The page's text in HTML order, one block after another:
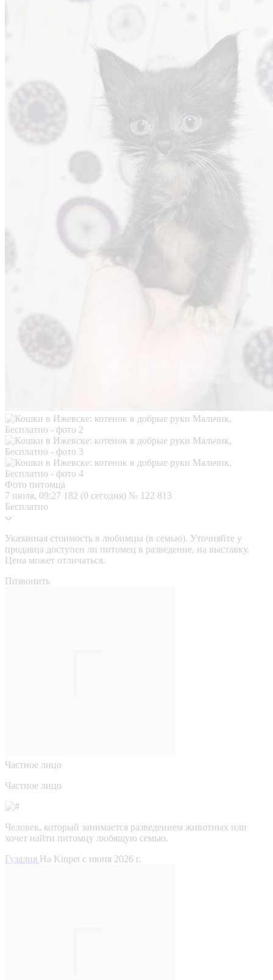
Фото питомца
7 июля, 09:27 182 (0 сегодня) № 122 813
Бесплатно
Указанная стоимость в любимцы (в семью). Уточняйте у
продавца доступен ли питомец в разведение, на выставку.
Цена может отличаться.
Позвонить
Частное лицо
Частное лицо
Человек, который занимается разведением животных или
хочет найти питомцу любящую семью.
Гузалия На Kinpet c июня 2026 г.